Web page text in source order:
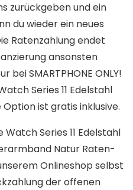
zurückgeben und ein
du wieder ein neues
Ratenzahlung endet
ansonsten
SMARTPHONE ONLY!
Series 11 Edelstahl
ist gratis inklusive.
Series 11 Edelstahl
Natur Raten-
Onlineshop selbst
der offenen